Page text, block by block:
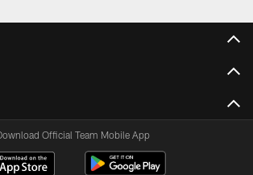
Official Team Mobile App